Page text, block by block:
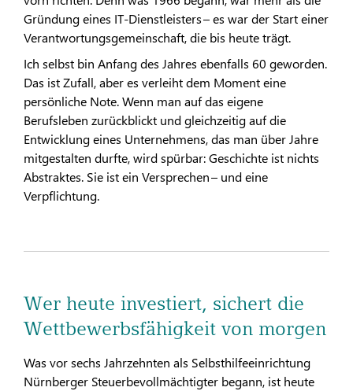
Gründung eines IT-Dienstleisters – es war der Start einer
Verantwortungsgemeinschaft, die bis heute trägt.
Ich selbst bin Anfang des Jahres ebenfalls 60 geworden.
Das ist Zufall, aber es verleiht dem Moment eine
persönliche Note. Wenn man auf das eigene
Berufsleben zurückblickt und gleichzeitig auf die
Entwicklung eines Unternehmens, das man über Jahre
mitgestalten durfte, wird spürbar: Geschichte ist nichts
Abstraktes. Sie ist ein Versprechen – und eine
Verpflichtung.
Wer heute investiert, sichert die
Wettbewerbsfähigkeit von morgen
Was vor sechs Jahrzehnten als Selbsthilfeeinrichtung
Nürnberger Steuerbevollmächtigter begann, ist heute